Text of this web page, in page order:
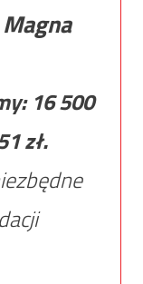
16 500
zł.